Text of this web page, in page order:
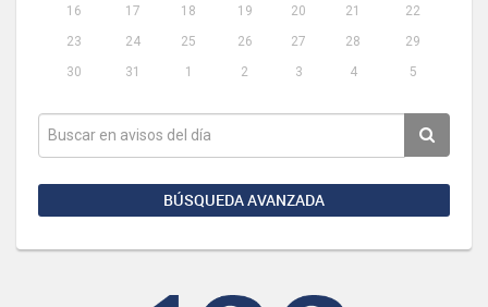
16
17 18 19 20 21
22
23
24 25 26 27 28
29
30
31 1 2 3 4 5
BÚSQUEDA AVANZADA